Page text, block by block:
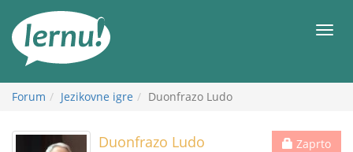
vsebini
Meni
Forum Jezikovne igre Duonfrazo Ludo
Zaprto
Duonfrazo Ludo